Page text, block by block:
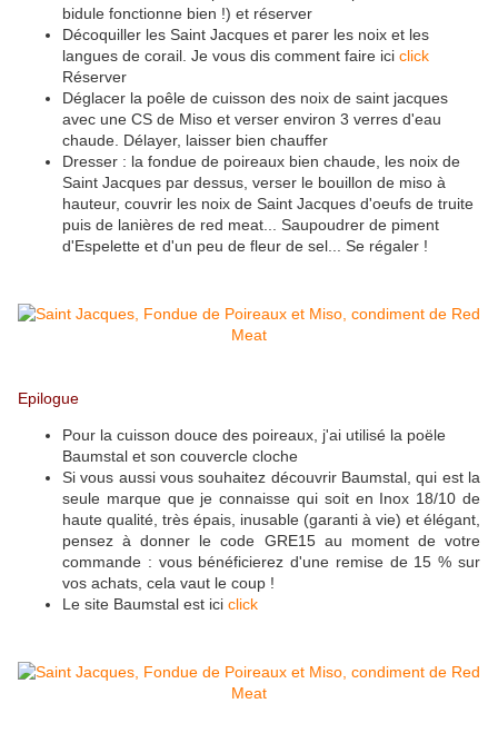
bidule fonctionne bien !) et réserver
Décoquiller les Saint Jacques et parer les noix et les
langues de corail. Je vous dis comment faire ici click
Réserver
Déglacer la poêle de cuisson des noix de saint jacques
avec une CS de Miso et verser environ 3 verres d'eau
chaude. Délayer, laisser bien chauffer
Dresser : la fondue de poireaux bien chaude, les noix de
Saint Jacques par dessus, verser le bouillon de miso à
hauteur, couvrir les noix de Saint Jacques d'oeufs de truite
puis de lanières de red meat... Saupoudrer de piment
d'Espelette et d'un peu de fleur de sel... Se régaler !
Epilogue
Pour la cuisson douce des poireaux, j'ai utilisé la poële
Baumstal et son couvercle cloche
Si vous aussi vous souhaitez découvrir Baumstal, qui est la
seule marque que je connaisse qui soit en Inox 18/10 de
haute qualité, très épais, inusable (garanti à vie) et élégant,
pensez à donner le code GRE15 au moment de votre
commande : vous bénéficierez d'une remise de 15 % sur
vos achats, cela vaut le coup !
Le site Baumstal est ici click